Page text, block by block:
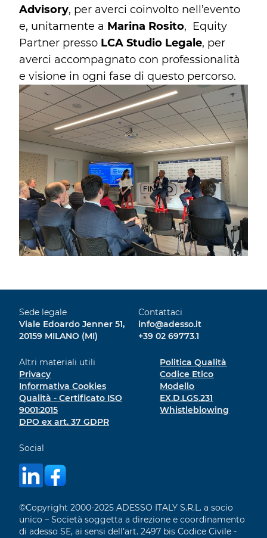
Advisory, per averci coinvolto nell’evento
e, unitamente a Marina Rosito, Equity
Partner presso LCA Studio Legale, per
averci accompagnato con professionalità
e visione in ogni fase di questo percorso.
Sede legale
Viale Edoardo Jenner 51,
20159 MILANO (MI)
Contattaci
info@adesso.it
+39 02 69773.1
Altri materiali utili
Privacy
Informativa Cookies
Qualità - Certificato ISO
9001:2015
DPO ex art. 37 GDPR
Politica Qualità
Codice Etico
Modello
EX.D.LGS.231
Whistleblowing
Social
©Copyright 2000-2025 ADESSO ITALY S.R.L. a socio
unico – Società soggetta a direzione e coordinamento
di adesso SE, ai sensi dell’art. 2497 bis Codice Civile -